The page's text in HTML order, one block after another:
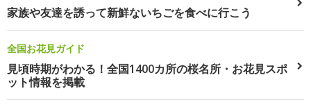
家族や友達を誘って新鮮ないちごを食べに行こう
全国お花見ガイド
見頃時期がわかる！全国1400カ所の桜名所・お花見スポ
ット情報を掲載